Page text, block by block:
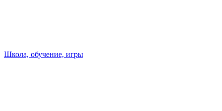
Школа, обучение, игры